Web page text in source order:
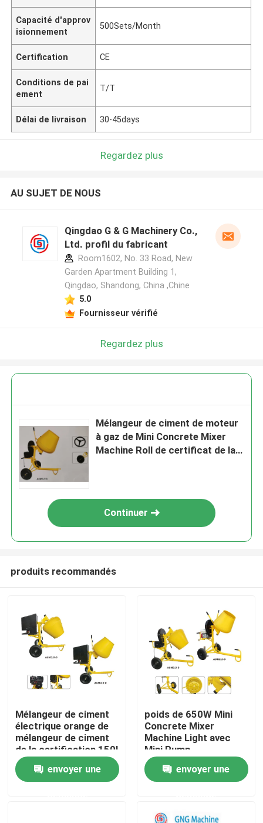
Aperçu
Produits
Capacité d'approv
isionnement
500Sets/Month
Certification CE
Conditions de pai
ement
T/T
Délai de livraison 30-45days
Regardez plus
AU SUJET DE NOUS
Qingdao G & G Machinery Co.,
Ltd. profil du fabricant
Room1602, No. 33 Road, New
Garden Apartment Building 1,
Qingdao, Shandong, China ,Chine
5.0
Fournisseur vérifié
Regardez plus
Mélangeur de ciment de moteur
à gaz de Mini Concrete Mixer
Machine Roll de certificat de la
Continuer
produits recommandés
Mélangeur de ciment
électrique orange de
mélangeur de ciment
de la certification 150l
de la CE
envoyer une
poids de 650W Mini
Concrete Mixer
Machine Light avec
Mini Pump
envoyer une